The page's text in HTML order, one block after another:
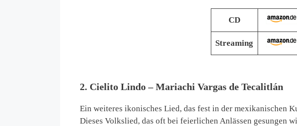
CD
Streaming
2. Cielito Lindo – Mariachi Vargas de Tecalitlán
Ein weiteres ikonisches Lied, das fest in der mexikanischen
Dieses Volkslied, das oft bei feierlichen Anlässen gesungen